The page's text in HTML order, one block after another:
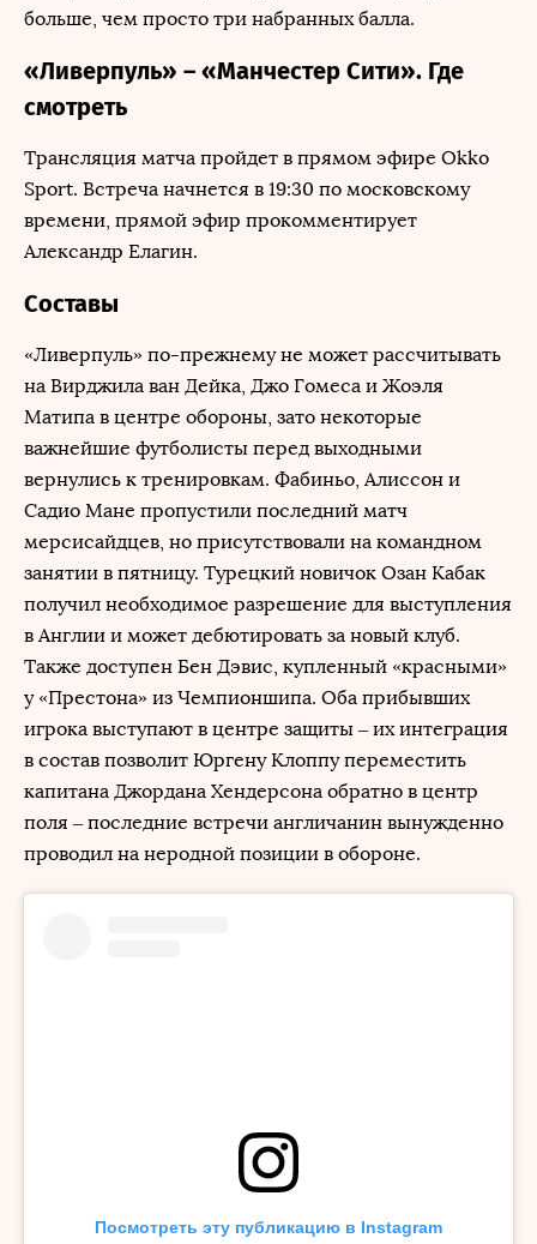
больше, чем просто три набранных балла.
«Ливерпуль» – «Манчестер Сити». Где
смотреть
Трансляция матча пройдет в прямом эфире Okko
Sport. Встреча начнется в 19:30 по московскому
времени, прямой эфир прокомментирует
Александр Елагин.
Составы
«Ливерпуль» по-прежнему не может рассчитывать
на Вирджила ван Дейка, Джо Гомеса и Жоэля
Матипа в центре обороны, зато некоторые
важнейшие футболисты перед выходными
вернулись к тренировкам. Фабиньо, Алиссон и
Садио Мане пропустили последний матч
мерсисайдцев, но присутствовали на командном
занятии в пятницу. Турецкий новичок Озан Кабак
получил необходимое разрешение для выступления
в Англии и может дебютировать за новый клуб.
Также доступен Бен Дэвис, купленный «красными»
у «Престона» из Чемпионшипа. Оба прибывших
игрока выступают в центре защиты – их интеграция
в состав позволит Юргену Клоппу переместить
капитана Джордана Хендерсона обратно в центр
поля – последние встречи англичанин вынужденно
проводил на неродной позиции в обороне.
Посмотреть эту публикацию в Instagram